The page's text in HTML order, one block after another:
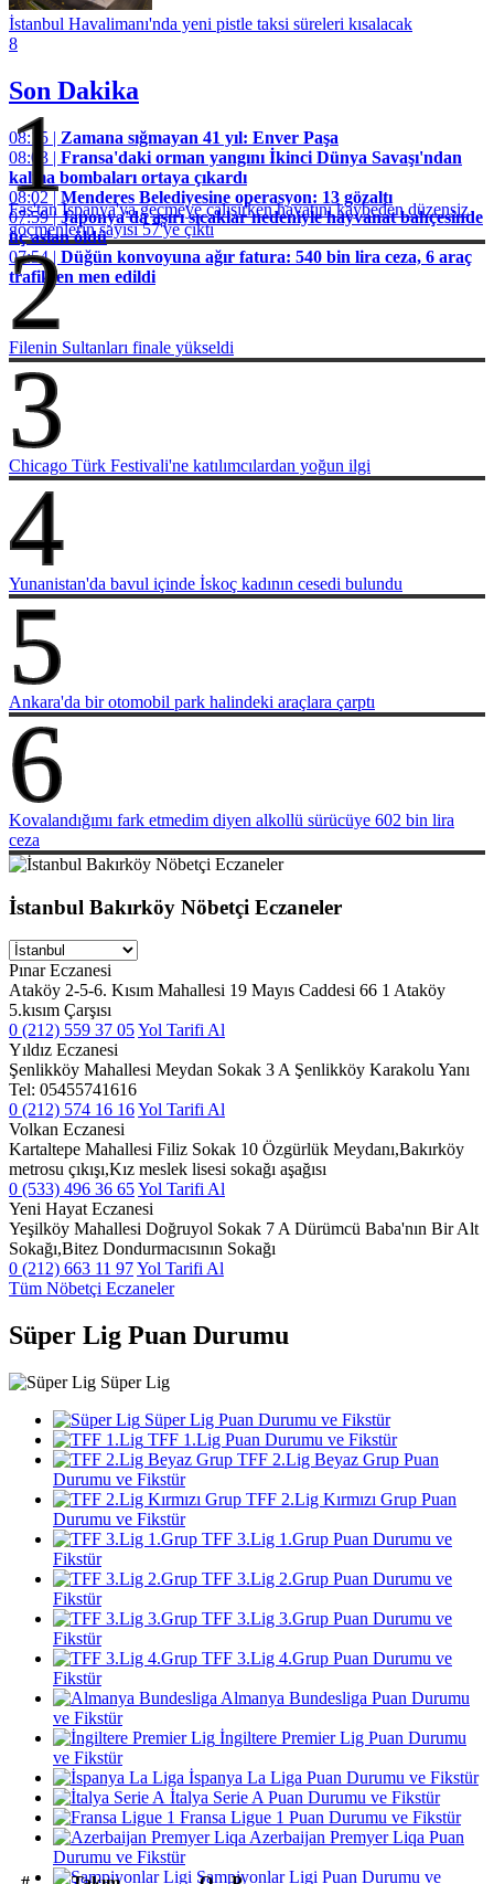
İstanbul Havalimanı'nda yeni pistle taksi süreleri kısalacak
8
Son Dakika
08:15 | Zamana sığmayan 41 yıl: Enver Paşa
08:03 | Fransa'daki orman yangını İkinci Dünya Savaşı'ndan
kalma bombaları ortaya çıkardı
08:02 |Menderes Belediyesine operasyon: 13 gözaltı
07:59 |Japonya'da aşırı sıcaklar nedeniyle hayvanat bahçesinde
üç aslan öldü
07:54 | Düğün konvoyuna ağır fatura: 540 bin lira ceza, 6 araç
trafikten men edildi
1
Fas'tan İspanya'ya geçmeye çalışırken hayatını kaybeden düzensiz
göçmenlerin sayısı 57'ye çıktı
2
Filenin Sultanları finale yükseldi
3
Chicago Türk Festivali'ne katılımcılardan yoğun ilgi
4
Yunanistan'da bavul içinde İskoç kadının cesedi bulundu
5
Ankara'da bir otomobil park halindeki araçlara çarptı
6
Kovalandığımı fark etmedim diyen alkollü sürücüye 602 bin lira
ceza
İstanbul Bakırköy Nöbetçi Eczaneler
Pınar Eczanesi
Ataköy 2-5-6. Kısım Mahallesi 19 Mayıs Caddesi 66 1 Ataköy
5.kısım Çarşısı
0 (212) 559 37 05Yol Tarifi Al
Yıldız Eczanesi
Şenlikköy Mahallesi Meydan Sokak 3 A Şenlikköy Karakolu Yanı
Tel: 05455741616
0 (212) 574 16 16Yol Tarifi Al
Volkan Eczanesi
Kartaltepe Mahallesi Filiz Sokak 10 Özgürlük Meydanı,Bakırköy
metrosu çıkışı,Kız meslek lisesi sokağı aşağısı
0 (533) 496 36 65Yol Tarifi Al
Yeni Hayat Eczanesi
Yeşilköy Mahallesi Doğruyol Sokak 7 A Dürümcü Baba'nın Bir Alt
Sokağı,Bitez Dondurmacısının Sokağı
0 (212) 663 11 97Yol Tarifi Al
Tüm Nöbetçi Eczaneler
Süper Lig Puan Durumu
Süper Lig
Süper Lig Puan Durumu ve Fikstür
TFF 1.Lig Puan Durumu ve Fikstür
TFF 2.Lig Beyaz Grup Puan
Durumu ve Fikstür
TFF 2.Lig Kırmızı Grup Puan
Durumu ve Fikstür
TFF 3.Lig 1.Grup Puan Durumu ve
Fikstür
TFF 3.Lig 2.Grup Puan Durumu ve
Fikstür
TFF 3.Lig 3.Grup Puan Durumu ve
Fikstür
TFF 3.Lig 4.Grup Puan Durumu ve
Fikstür
Almanya Bundesliga Puan Durumu
ve Fikstür
İngiltere Premier Lig Puan Durumu
ve Fikstür
İspanya La Liga Puan Durumu ve Fikstür
İtalya Serie A Puan Durumu ve Fikstür
Fransa Ligue 1 Puan Durumu ve Fikstür
Azerbaijan Premyer Liqa Puan
Durumu ve Fikstür
Şampiyonlar Ligi Puan Durumu ve